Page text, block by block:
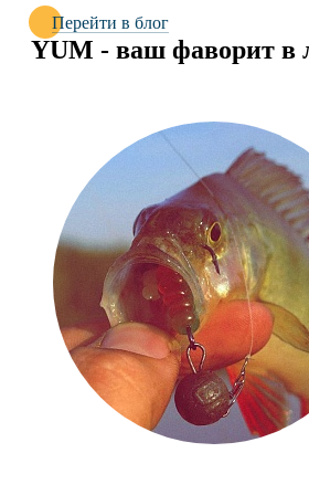
Перейти в блог
YUM - ваш фаворит в